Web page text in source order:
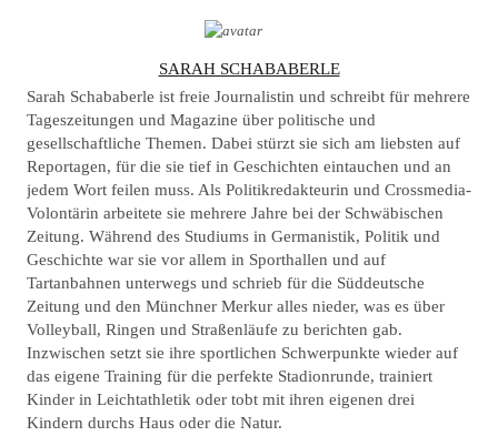
U
T
H
O
R
SARAH SCHABABERLE
Sarah Schababerle ist freie Journalistin und schreibt für mehrere
Tageszeitungen und Magazine über politische und
gesellschaftliche Themen. Dabei stürzt sie sich am liebsten auf
Reportagen, für die sie tief in Geschichten eintauchen und an
jedem Wort feilen muss. Als Politikredakteurin und Crossmedia-
Volontärin arbeitete sie mehrere Jahre bei der Schwäbischen
Zeitung. Während des Studiums in Germanistik, Politik und
Geschichte war sie vor allem in Sporthallen und auf
Tartanbahnen unterwegs und schrieb für die Süddeutsche
Zeitung und den Münchner Merkur alles nieder, was es über
Volleyball, Ringen und Straßenläufe zu berichten gab.
Inzwischen setzt sie ihre sportlichen Schwerpunkte wieder auf
das eigene Training für die perfekte Stadionrunde, trainiert
Kinder in Leichtathletik oder tobt mit ihren eigenen drei
Kindern durchs Haus oder die Natur.